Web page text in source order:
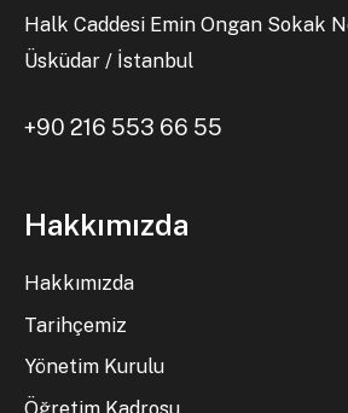
Halk Caddesi Emin Ongan Sokak
Üsküdar / İstanbul
+90 216 553 66 55
Hakkımızda
Hakkımızda
Tarihçemiz
Yönetim Kurulu